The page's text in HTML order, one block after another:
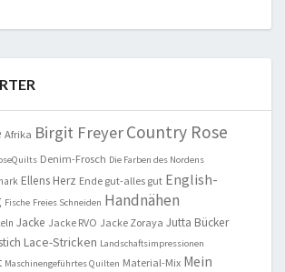
Afrika Birgit FreyerCountry Rose
Denim-Frosch Die Farben des Nordens
Ellens Herz Ende gut-alles gut English-
Fische Freies Schneiden Handnähen
Jacke Jacke RVO Jacke Zoraya Jutta Bücker
Lace-Stricken Landschaftsimpressionen
Maschinengeführtes Quilten Material-Mix Mein